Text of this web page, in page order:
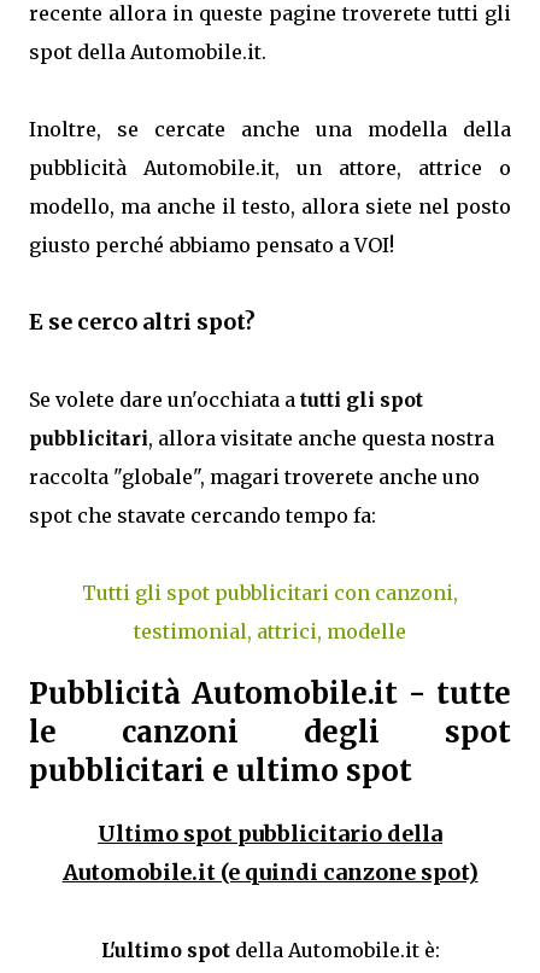
recente allora in queste pagine troverete tutti gli
spot della Automobile.it.
Inoltre, se cercate anche una modella della
pubblicità Automobile.it, un attore, attrice o
modello, ma anche il testo, allora siete nel posto
giusto perché abbiamo pensato a VOI!
E se cerco altri spot?
Se volete dare un'occhiata a tutti gli spot
pubblicitari, allora visitate anche questa nostra
raccolta "globale", magari troverete anche uno
spot che stavate cercando tempo fa:
Tutti gli spot pubblicitari con canzoni,
testimonial, attrici, modelle
Pubblicità Automobile.it - tutte
le canzoni degli spot
pubblicitari e ultimo spot
Ultimo spot pubblicitario della
Automobile.it (e quindi canzone spot)
L'ultimo spot della Automobile.it è: